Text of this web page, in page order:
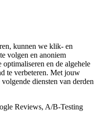
kunnen we klik- en
volgen en anoniem
optimaliseren en de algehele
te verbeteren. Met jouw
diensten van derden
Reviews, A/B-Testing